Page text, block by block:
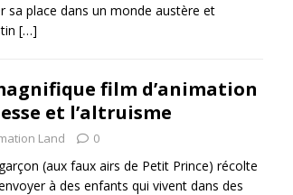
sa place dans un monde austère et
[…]
film d’animation
et l’altruisme
Land 0
(aux faux airs de Petit Prince) récolte
à des enfants qui vivent dans des